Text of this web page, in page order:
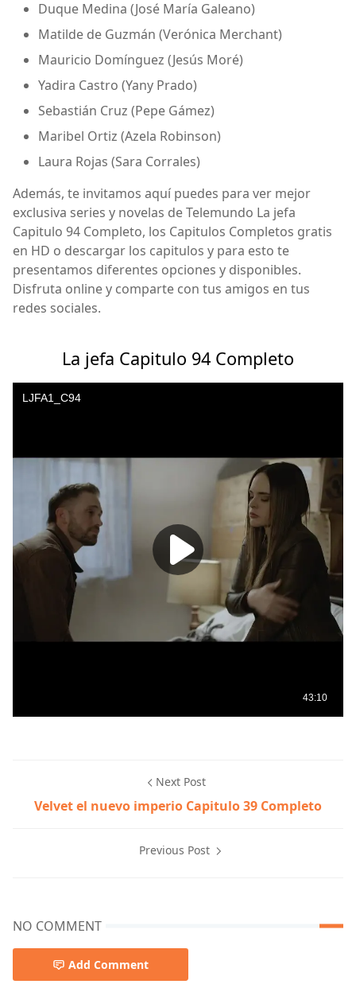
Duque Medina (José María Galeano)
Matilde de Guzmán (Verónica Merchant)
Mauricio Domínguez (Jesús Moré)
Yadira Castro (Yany Prado)
Sebastián Cruz (Pepe Gámez)
Maribel Ortiz (Azela Robinson)
Laura Rojas (Sara Corrales)
Además, te invitamos aquí puedes para ver mejor
exclusiva series y novelas de Telemundo La jefa
Capitulo 94 Completo, los Capitulos Completos gratis
en HD o descargar los capitulos y para esto te
presentamos diferentes opciones y disponibles.
Disfruta online y comparte con tus amigos en tus
redes sociales.
La jefa Capitulo 94 Completo
Next Post
Velvet el nuevo imperio Capitulo 39 Completo
Previous Post
NO COMMENT
Add Comment